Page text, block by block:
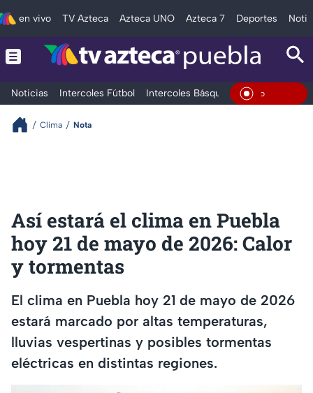
en vivo TV Azteca Azteca UNO Azteca 7 Deportes
Noticias Intercoles Fútbol Intercoles Básquetbol DeportesEn Vivo
Clima Nota
Así estará el clima en Puebla
hoy 21 de mayo de 2026: Calor
y tormentas
El clima en Puebla hoy 21 de mayo de 2026
estará marcado por altas temperaturas,
lluvias vespertinas y posibles tormentas
eléctricas en distintas regiones.